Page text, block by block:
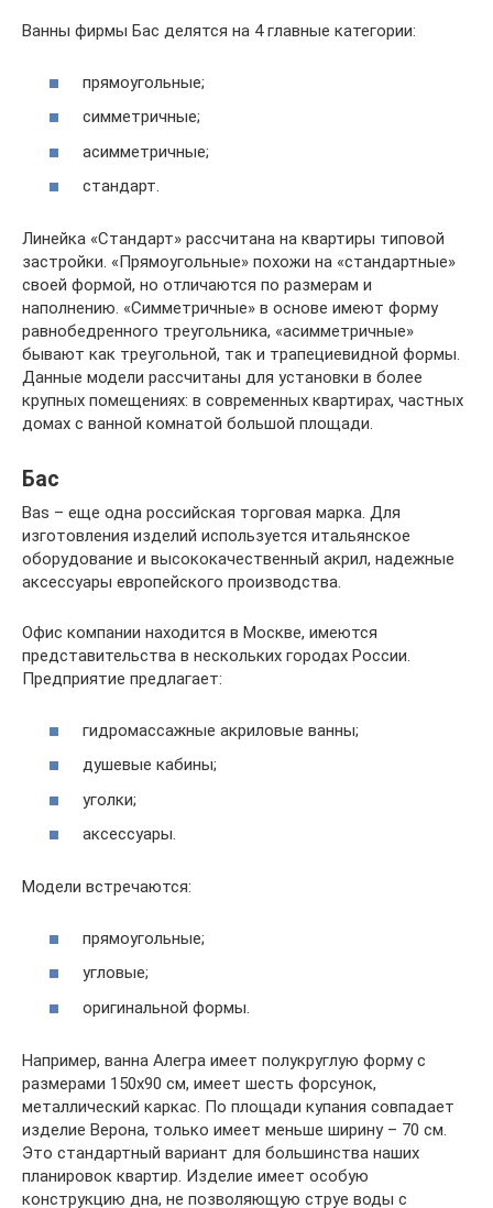
Ванны фирмы Бас делятся на 4 главные категории:
прямоугольные;
симметричные;
асимметричные;
стандарт.
Линейка «Стандарт» рассчитана на квартиры типовой
застройки. «Прямоугольные» похожи на «стандартные»
своей формой, но отличаются по размерам и
наполнению. «Симметричные» в основе имеют форму
равнобедренного треугольника, «асимметричные»
бывают как треугольной, так и трапециевидной формы.
Данные модели рассчитаны для установки в более
крупных помещениях: в современных квартирах, частных
домах с ванной комнатой большой площади.
Бас
Bas – еще одна российская торговая марка. Для
изготовления изделий используется итальянское
оборудование и высококачественный акрил, надежные
аксессуары европейского производства.
Офис компании находится в Москве, имеются
представительства в нескольких городах России.
Предприятие предлагает:
гидромассажные акриловые ванны;
душевые кабины;
уголки;
аксессуары.
Модели встречаются:
прямоугольные;
угловые;
оригинальной формы.
Например, ванна Алегра имеет полукруглую форму с
размерами 150х90 см, имеет шесть форсунок,
металлический каркас. По площади купания совпадает
изделие Верона, только имеет меньше ширину – 70 см.
Это стандартный вариант для большинства наших
планировок квартир. Изделие имеет особую
конструкцию дна, не позволяющую струе воды с